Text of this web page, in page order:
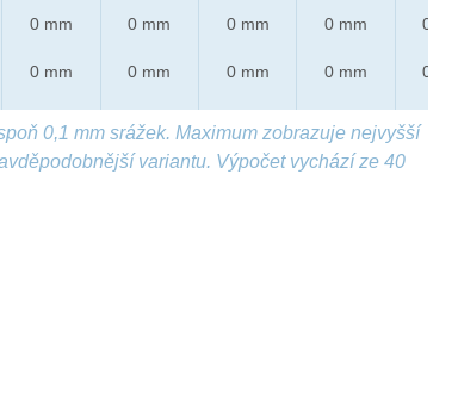
0 mm
0 mm
0 mm
0 mm
0 mm
0 mm
0 mm
0 mm
0 mm
0 mm
0,1 mm srážek. Maximum zobrazuje nejvyšší
variantu. Výpočet vychází ze 40